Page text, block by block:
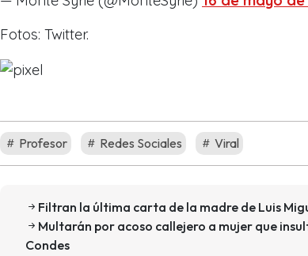
Fotos: Twitter.
Profesor Redes Sociales Viral
Filtran la última carta de la madre de Luis
Multarán por acoso callejero a mujer que
Condes